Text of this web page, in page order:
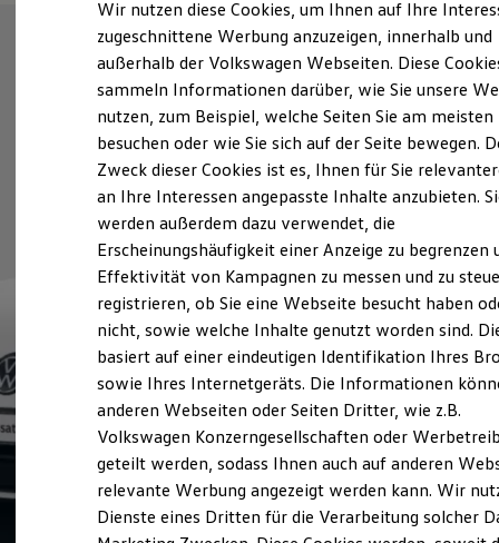
Elektroautos
ID. Tutorials
Elektrofahrzeugkonzepte
Reichweite
Reichweite der ID. Modelle
Reichweite im Winter
Laden
Laden unterwegs
Laden Zuhause
Ladezeitensimulator
Batterie
Sicherheit
Garantie und Lebensdauer
Nachhaltigkeit
Technologie
Kosten und Kauf
Verbrauchskosten
Kaufoptionen
E-Auto-Förderung
Software und Konnektivität
Die ID. Software 6
ID. Software Versionen und Updates
Digitale Extras
Schnittstellen zu Ihrem ID.
Wir nutzen diese Cookies, um Ihnen auf Ihre
zugeschnittene Werbung anzuzeigen, innerhalb und
außerhalb der Volkswagen Webseiten. Diese
sammeln Informationen darüber, wie Sie unsere
nutzen, zum Beispiel, welche Seiten Sie am meisten
besuchen oder wie Sie sich auf der Seite bewegen.
Zweck dieser Cookies ist es, Ihnen für Sie
an Ihre Interessen angepasste Inhalte anzubieten.
werden außerdem dazu verwendet, die
Erscheinungshäufigkeit einer Anzeige zu begrenzen
Effektivität von Kampagnen zu messen und zu
registrieren, ob Sie eine Webseite besucht haben
nicht, sowie welche Inhalte genutzt worden sind.
basiert auf einer eindeutigen Identifikation Ihres
sowie Ihres Internetgeräts. Die Informationen
anderen Webseiten oder Seiten Dritter, wie z.B.
Volkswagen Konzerngesellschaften oder
geteilt werden, sodass Ihnen auch auf anderen
relevante Werbung angezeigt werden kann. Wir
Dienste eines Dritten für die Verarbeitung solcher